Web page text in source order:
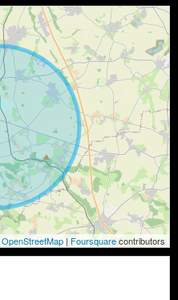
OpenStreetMap | Foursquarecontributors